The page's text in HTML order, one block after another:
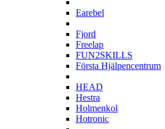
Earebel
Fjord
Freelap
FUN2SKILLS
Första Hjälpencentrum
HEAD
Hestra
Holmenkol
Hotronic